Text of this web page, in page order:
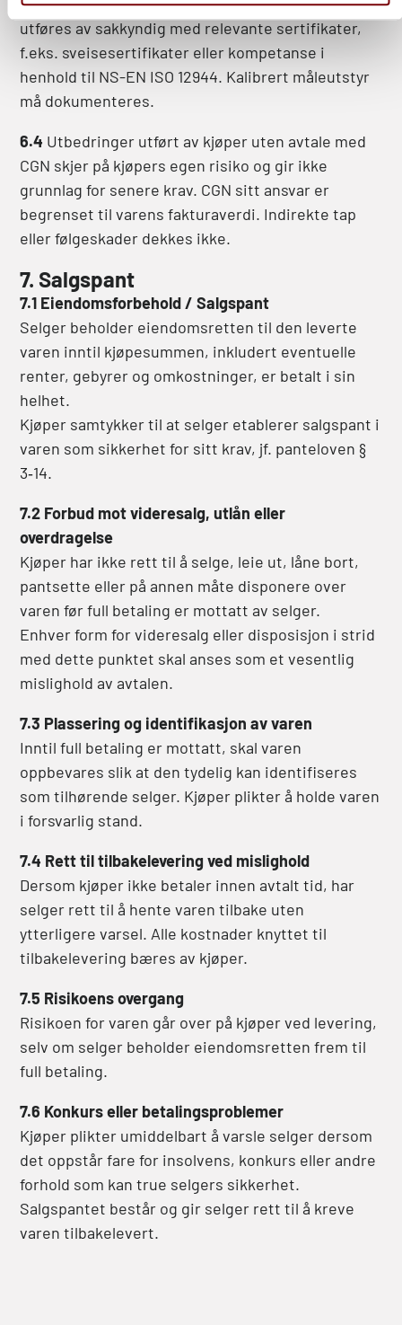
6.3Kontroll som grunnlag for reklamasjon må
utføres av sakkyndig med relevante sertifikater,
f.eks. sveisesertifikater eller kompetanse i
henhold til NS-EN ISO 12944. Kalibrert måleutstyr
må dokumenteres.
6.4 Utbedringer utført av kjøper uten avtale med
CGN skjer på kjøpers egen risiko og gir ikke
grunnlag for senere krav. CGN sitt ansvar er
begrenset til varens fakturaverdi. Indirekte tap
eller følgeskader dekkes ikke.
7. Salgspant
7.1 Eiendomsforbehold / Salgspant
Selger beholder eiendomsretten til den leverte
varen inntil kjøpesummen, inkludert eventuelle
renter, gebyrer og omkostninger, er betalt i sin
helhet.
Kjøper samtykker til at selger etablerer salgspant i
varen som sikkerhet for sitt krav, jf. panteloven §
3‑14.
7.2 Forbud mot videresalg, utlån eller
overdragelse
Kjøper har ikke rett til å selge, leie ut, låne bort,
pantsette eller på annen måte disponere over
varen før full betaling er mottatt av selger.
Enhver form for videresalg eller disposisjon i strid
med dette punktet skal anses som et vesentlig
mislighold av avtalen.
7.3 Plassering og identifikasjon av varen
Inntil full betaling er mottatt, skal varen
oppbevares slik at den tydelig kan identifiseres
som tilhørende selger. Kjøper plikter å holde varen
i forsvarlig stand.
7.4 Rett til tilbakelevering ved mislighold
Dersom kjøper ikke betaler innen avtalt tid, har
selger rett til å hente varen tilbake uten
ytterligere varsel. Alle kostnader knyttet til
tilbakelevering bæres av kjøper.
7.5 Risikoens overgang
Risikoen for varen går over på kjøper ved levering,
selv om selger beholder eiendomsretten frem til
full betaling.
7.6 Konkurs eller betalingsproblemer
Kjøper plikter umiddelbart å varsle selger dersom
det oppstår fare for insolvens, konkurs eller andre
forhold som kan true selgers sikkerhet.
Salgspantet består og gir selger rett til å kreve
varen tilbakelevert.